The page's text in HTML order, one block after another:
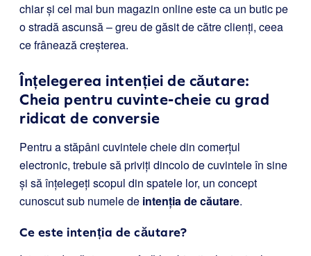
chiar și cel mai bun magazin online este ca un butic pe
o stradă ascunsă – greu de găsit de către clienți, ceea
ce frânează creșterea.
Înțelegerea intenției de căutare:
Cheia pentru cuvinte-cheie cu grad
ridicat de conversie
Pentru a stăpâni cuvintele cheie din comerțul
electronic, trebuie să priviți dincolo de cuvintele în sine
și să înțelegeți scopul din spatele lor, un concept
cunoscut sub numele de intenția de căutare.
Ce este intenția de căutare?